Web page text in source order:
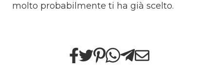
molto probabilmente ti ha già scelto.